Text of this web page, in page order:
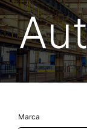
Marca